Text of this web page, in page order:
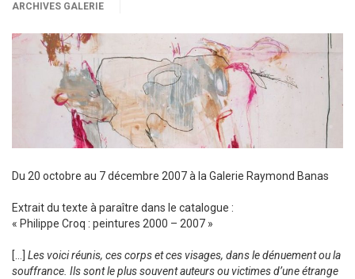
ARCHIVES GALERIE
Du 20 octobre au 7 décembre 2007 à la Galerie Raymond Banas
Extrait du texte à paraître dans le catalogue :
« Philippe Croq : peintures 2000 – 2007 »
[…] Les voici réunis, ces corps et ces visages, dans le dénuement ou la
souffrance. Ils sont le plus souvent auteurs ou victimes d’une étrange